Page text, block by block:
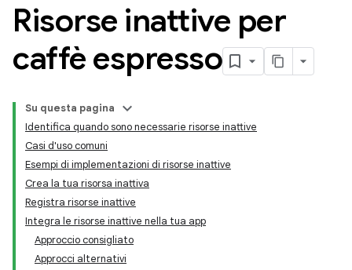
Risorse inattive per
caffè espresso
Su questa pagina
Identifica quando sono necessarie risorse inattive
Casi d'uso comuni
Esempi di implementazioni di risorse inattive
Crea la tua risorsa inattiva
Registra risorse inattive
Integra le risorse inattive nella tua app
Approccio consigliato
Approcci alternativi